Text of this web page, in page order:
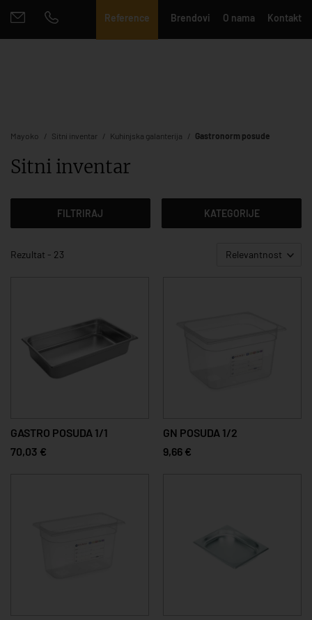
Reference Brendovi O nama Kontakt
Mayoko Sitni inventar Kuhinjska galanterija Gastronorm posude
Sitni inventar
FILTRIRAJ KATEGORIJE
Rezultat - 23 Relevantnost
GASTRO POSUDA 1/1
70,03 €
GN POSUDA 1/2
9,66 €